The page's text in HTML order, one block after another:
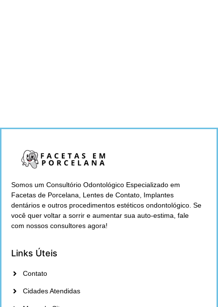
Somos um Consultório Odontológico Especializado em
Facetas de Porcelana, Lentes de Contato, Implantes
dentários e outros procedimentos estéticos ondontológico. Se
você quer voltar a sorrir e aumentar sua auto-estima, fale
com nossos consultores agora!
Links Úteis
Contato
Cidades Atendidas